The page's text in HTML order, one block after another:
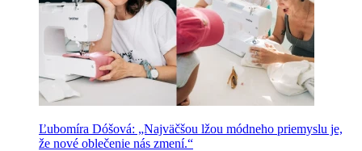
Ľubomíra Dóšová: „Najväčšou lžou módneho priemyslu je,
že nové oblečenie nás zmení.“